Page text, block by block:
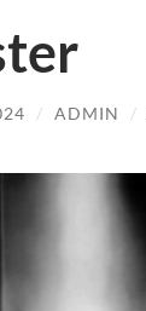
/ ADMIN /